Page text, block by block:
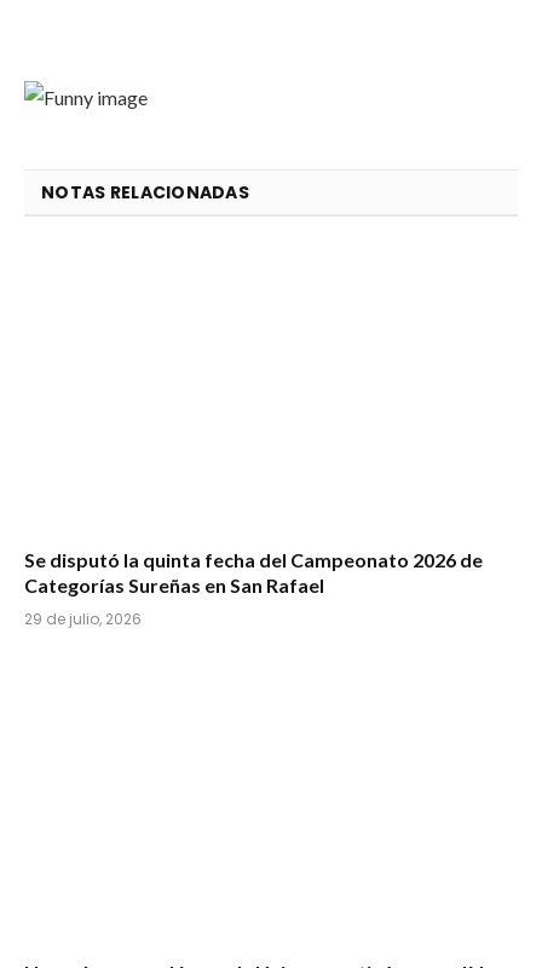
NOTAS RELACIONADAS
Se disputó la quinta fecha del Campeonato 2026 de
Categorías Sureñas en San Rafael
29 de julio, 2026